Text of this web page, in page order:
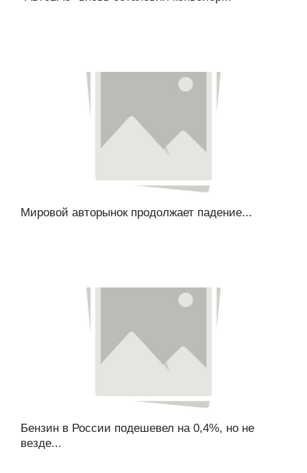
Мировой авторынок продолжает падение...
Бензин в России подешевел на 0,4%, но не
везде...